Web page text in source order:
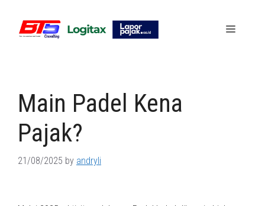
content
Menu
Main Padel Kena
Pajak?
21/08/2025 by andryli